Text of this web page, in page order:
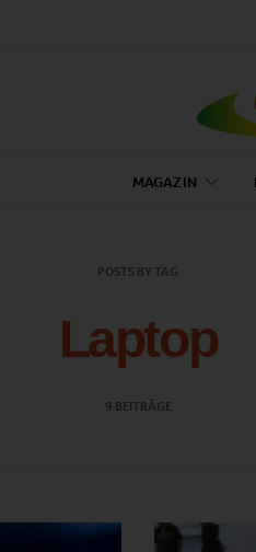
MAGAZIN
POSTS BY TAG
Laptop
9 BEITRÄGE